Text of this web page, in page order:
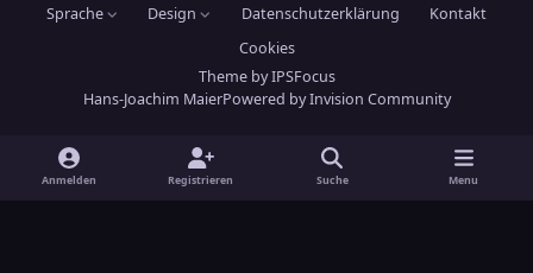
Sprache Design Datenschutzerklärung
Kontakt
Cookies
ThemebyIPSFocus
Hans-Joachim MaierPowered byInvision Community
Anmelden Registrieren Suche Menu